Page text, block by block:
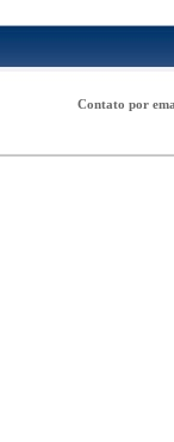
Contato por